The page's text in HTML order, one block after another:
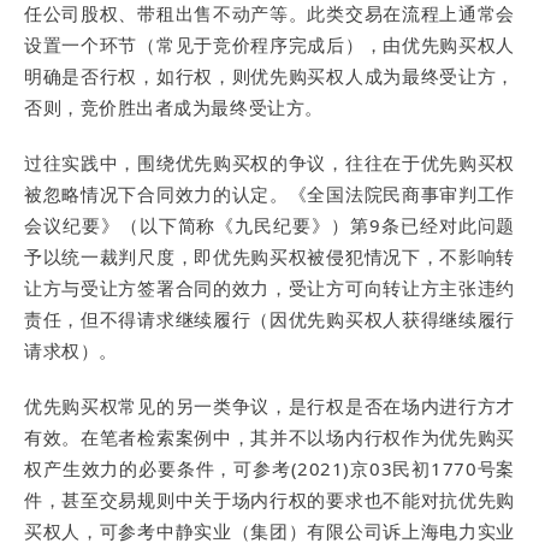
任公司股权、带租出售不动产等。此类交易在流程上通常会
设置一个环节（常见于竞价程序完成后），由优先购买权人
明确是否行权，如行权，则优先购买权人成为最终受让方，
否则，竞价胜出者成为最终受让方。
过往实践中，围绕优先购买权的争议，往往在于优先购买权
被忽略情况下合同效力的认定。《全国法院民商事审判工作
会议纪要》（以下简称《九民纪要》）第9条已经对此问题
予以统一裁判尺度，即优先购买权被侵犯情况下，不影响转
让方与受让方签署合同的效力，受让方可向转让方主张违约
责任，但不得请求继续履行（因优先购买权人获得继续履行
请求权）。
优先购买权常见的另一类争议，是行权是否在场内进行方才
有效。在笔者检索案例中，其并不以场内行权作为优先购买
权产生效力的必要条件，可参考(2021)京03民初1770号案
件，甚至交易规则中关于场内行权的要求也不能对抗优先购
买权人，可参考中静实业（集团）有限公司诉上海电力实业